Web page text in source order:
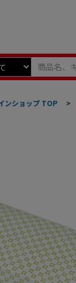
ンショップ TOP >